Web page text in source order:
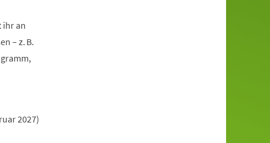
ihr an
– z. B.
2027)